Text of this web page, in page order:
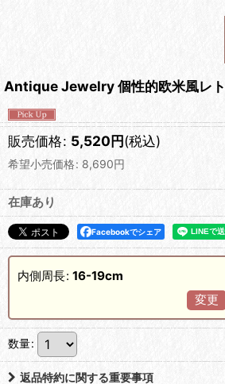
Antique Jewelry 個性的欧米風レト
販売価格: 5,520円(税込)
希望小売価格: 8,690円
在庫あり
Facebookでシェア
内側周長: 16-19cm
変更
数量:
返品特約に関する重要事項